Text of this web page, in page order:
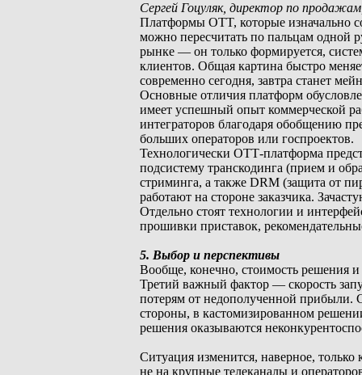
Сергей Гоцуляк, директор по
Платформы OTT, которые изначально
можно пересчитать по пальцам одной
рынке — он только формируется,
клиентов. Общая картина быстро
современно сегодня, завтра станет
Основные отличия платформ
имеет успешный опыт коммерческой
интеграторов благодаря обобщению
больших операторов или госпроектов.
Технологически ОТТ-платформа
подсистему транскодинга (прием и
стриминга, а также DRM (защита от
работают на стороне заказчика.
Отдельно стоят технологии и
прошивки приставок,
5. Выбор и перспективы
Вообще, конечно, стоимость
Третий важный фактор — скорость
потерям от недополученной прибыли.
стороны, в кастомизированном
решения оказываются
Ситуация изменится, наверное,
не на крупные телеканалы и